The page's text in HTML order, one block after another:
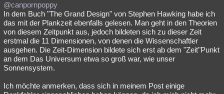
@canpornpoppy
In dem Buch "The Grand Design" von Stephen Hawking habe ich
das mit der Plankzeit ebenfalls gelesen. Man geht in den Theorien
von diesem Zeitpunkt aus, jedoch bildeten sich zu dieser Zeit
erstmal die 11 Dimensionen, von denen die Wissenschaftler
ausgehen. Die Zeit-Dimension bildete sich erst ab dem "Zeit"Punkt
an dem Das Universum etwa so groß war, wie unser
Sonnensystem.
Ich möchte anmerken, dass sich in meinem Post einige